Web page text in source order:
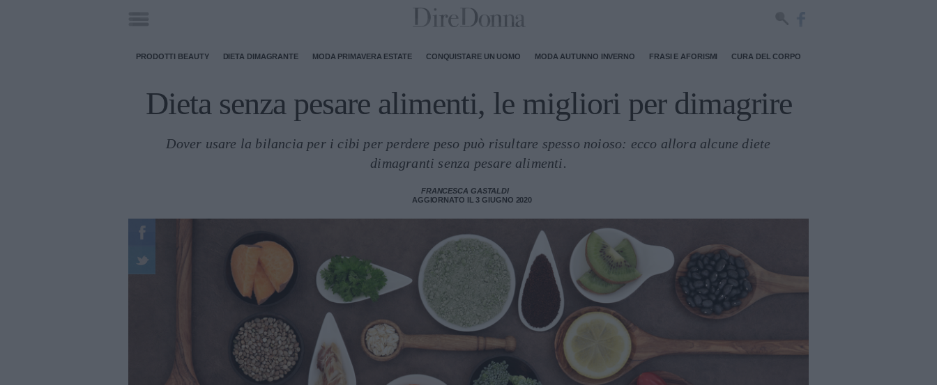
PRODOTTI BEAUTY DIETA DIMAGRANTE MODA PRIMAVERA ESTATE CONQUISTARE UN UOMO MODA AUTUNNO INVERNO FRASI E AFORISMI CURA DEL CORPO
Dieta senza pesare alimenti, le migliori per dimagrire
Dover usare la bilancia per i cibi per perdere peso può risultare spesso noioso: ecco allora alcune diete
dimagranti senza pesare alimenti.
FRANCESCA GASTALDI
AGGIORNATO IL 3 GIUGNO 2020